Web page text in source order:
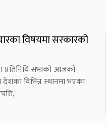
विषयमा सरकारको
प्रतिनिधि सभाको आजको
विभिन्न स्थानमा भएका